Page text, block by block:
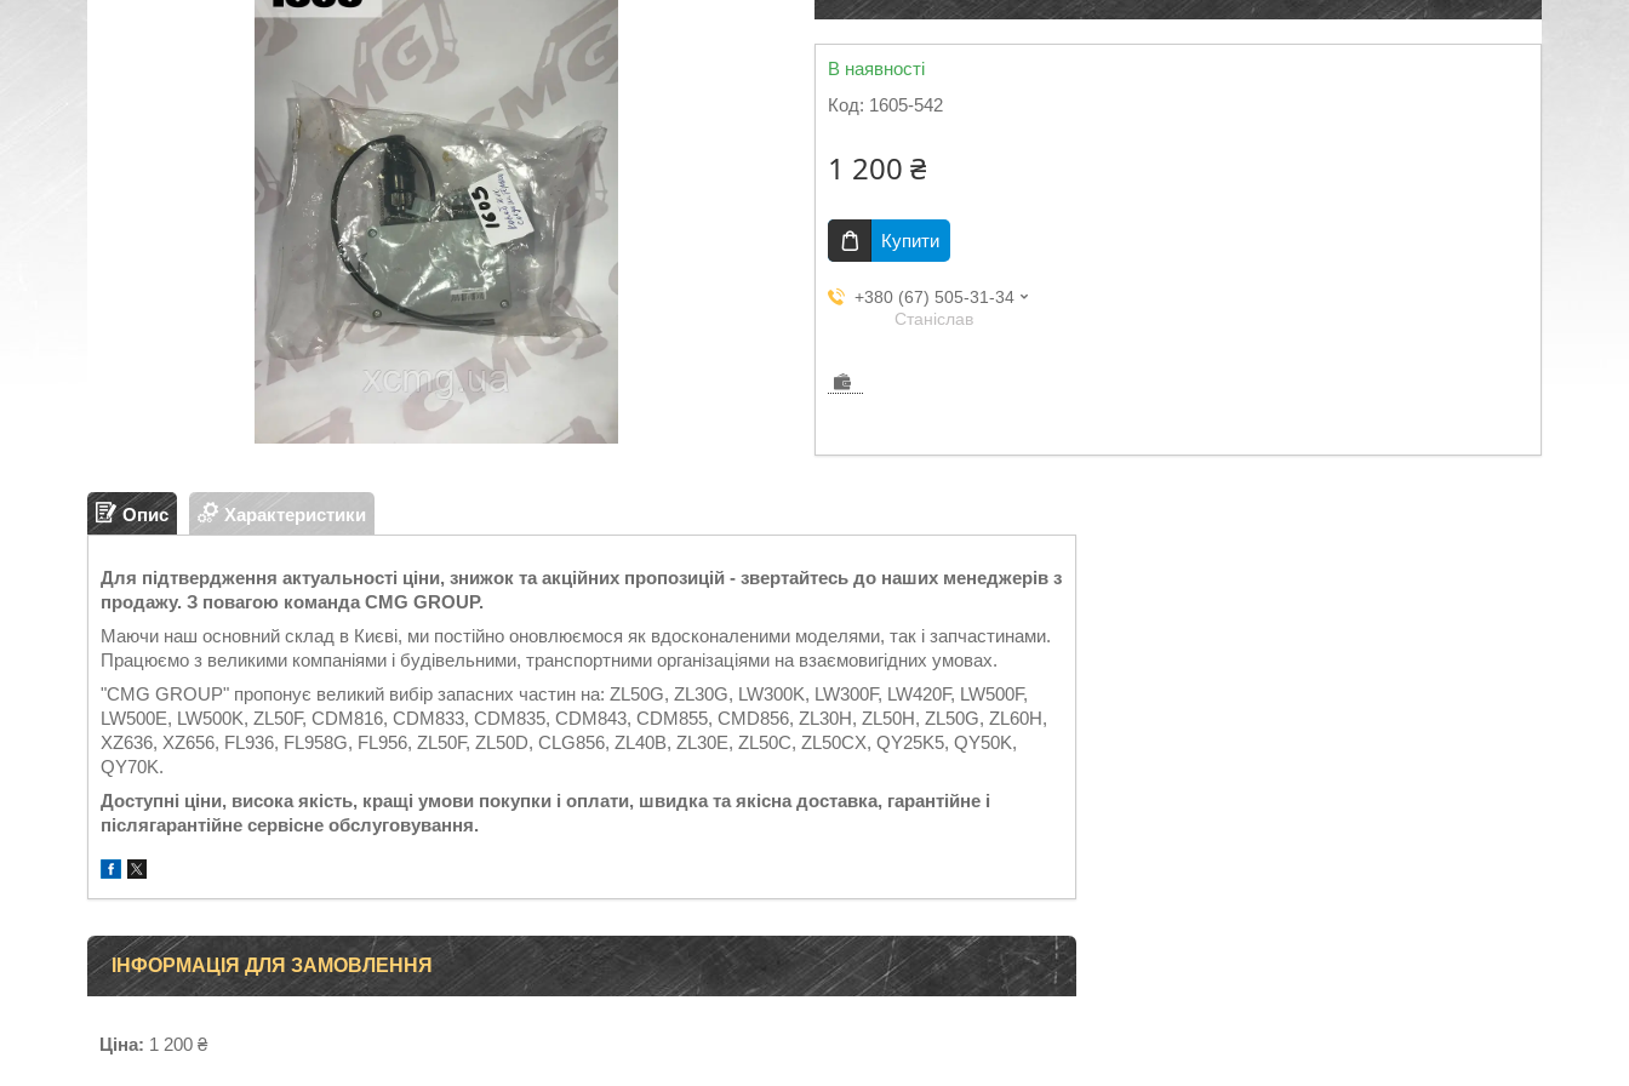
В наявності
Код: 1605-542
1 200 ₴
Купити
+380 (67) 505-31-34
Станіслав
Опис Характеристики
Для підтвердження актуальності ціни, знижок та акційних пропозицій - звертайтесь до наших менеджерів з
продажу. З повагою команда CMG GROUP.
Маючи наш основний склад в Києві, ми постійно оновлюємося як вдосконаленими моделями, так і запчастинами.
Працюємо з великими компаніями і будівельними, транспортними організаціями на взаємовигідних умовах.
"CMG GROUP" пропонує великий вибір запасних частин на: ZL50G, ZL30G, LW300K, LW300F, LW420F, LW500F,
LW500E, LW500K, ZL50F, CDM816, CDM833, CDM835, CDM843, CDM855, CMD856, ZL30H, ZL50H, ZL50G, ZL60H,
XZ636, XZ656, FL936, FL958G, FL956, ZL50F, ZL50D, CLG856, ZL40B, ZL30E, ZL50C, ZL50CX, QY25K5, QY50K,
QY70K.
Доступні ціни, висока якість, кращі умови покупки і оплати, швидка та якісна доставка, гарантійне і
післягарантійне сервісне обслуговування.
ІНФОРМАЦІЯ ДЛЯ ЗАМОВЛЕННЯ
Ціна: 1 200 ₴